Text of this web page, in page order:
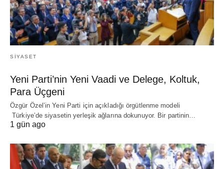
SIYASET
Yeni Parti’nin Yeni Vaadi ve Delege, Koltuk,
Para Üçgeni
Özgür Özel’in Yeni Parti için açıkladığı örgütlenme modeli
Türkiye’de siyasetin yerleşik ağlarına dokunuyor. Bir partinin…
1 gün ago